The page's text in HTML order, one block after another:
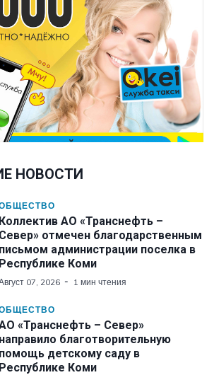
НОВОСТИ
Коллектив АО «Транснефть –
Север» отмечен благодарственным
письмом администрации поселка в
Республике Коми
07, 2026 1 мин чтения
«Транснефть – Север»
направило благотворительную
помощь детскому саду в
Республике Коми